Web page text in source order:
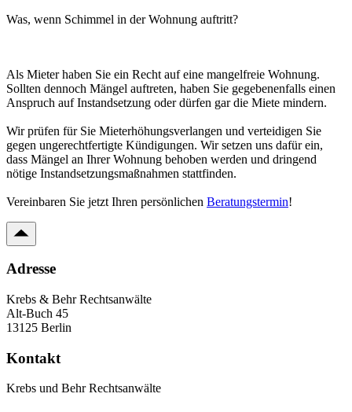
Was, wenn Schimmel in der Wohnung auftritt?
Als Mieterhaben Sie ein Recht auf eine mangelfreie Wohnung.
Sollten dennoch Mängel auftreten, haben Sie gegebenenfalls einen
Anspruch auf Instandsetzung oder dürfen gar die Miete mindern.
Wir prüfen für Sie Mieterhöhungsverlangen und verteidigen Sie
gegen ungerechtfertigte Kündigungen. Wir setzen uns dafür ein,
dass Mängel an Ihrer Wohnung behoben werden und dringend
nötige Instandsetzungsmaßnahmen stattfinden.
Vereinbaren Sie jetzt Ihren persönlichen Beratungstermin!
Adresse
Krebs & Behr Rechtsanwälte
Alt-Buch 45
13125 Berlin
Kontakt
Krebs und Behr Rechtsanwälte